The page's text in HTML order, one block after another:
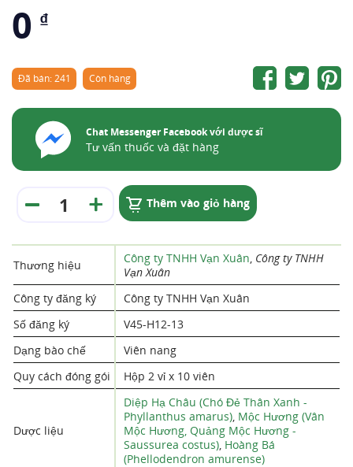
0 ₫
Đã bán: 241 Còn hàng
Chat Messenger Facebook với dược sĩ
Tư vấn thuốc và đặt hàng
Thêm vào giỏ hàng
Thương hiệu Công ty TNHH Vạn Xuân, Công ty TNHH
Vạn Xuân
Công ty đăng ký
Công ty TNHH Vạn Xuân
Số đăng ký
V45-H12-13
Dạng bào chế
Viên nang
Quy cách đóng gói
Hộp 2 vỉ x 10 viên
Dược liệu
Diệp Hạ Châu (Chó Đẻ Thân Xanh -
Phyllanthus amarus), Mộc Hương (Vân
Mộc Hương, Quảng Mộc Hương -
Saussurea costus), Hoàng Bá
(Phellodendron amurense)